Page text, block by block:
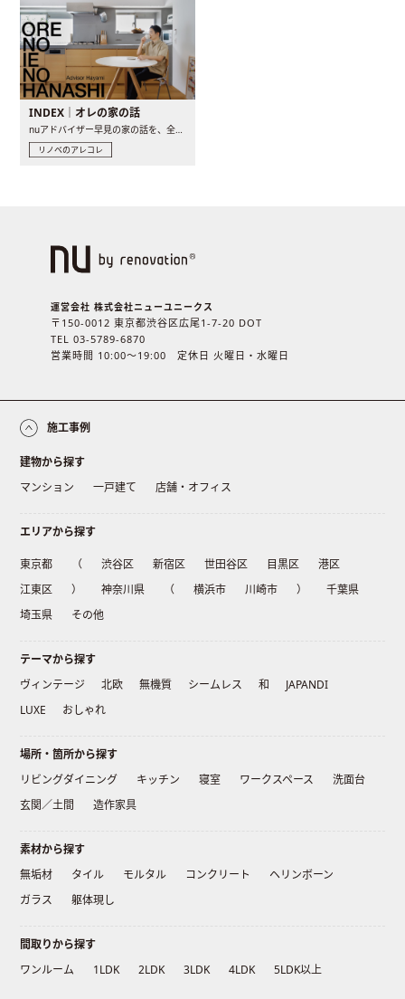
INDEX｜オレの家の話
nuアドバイザー早見の家の話を、全4話でお届け。リノベーションを..
リノベのアレコレ
運営会社 株式会社ニューユニークス
〒150-0012 東京都渋谷区広尾1-7-20 DOT
TEL 03-5789-6870
営業時間 10:00〜19:00 定休日 火曜日・水曜日
施工事例
建物から探す
マンション
一戸建て 店舗・オフィス
エリアから探す
東京都 （ 渋谷区 新宿区 世田谷区 目黒区
港区
江東区
） 神奈川県 （ 横浜市 川崎市 ）
千葉県
埼玉県
その他
テーマから探す
ヴィンテージ
北欧 無機質 シームレス 和
JAPANDI
LUXE
おしゃれ
場所・箇所から探す
リビングダイニング
キッチン 寝室 ワークスペース
洗面台
玄関／土間
造作家具
素材から探す
無垢材
タイル モルタル コンクリート
ヘリンボーン
ガラス
躯体現し
間取りから探す
ワンルーム
1LDK 2LDK 3LDK 4LDK 5LDK以上